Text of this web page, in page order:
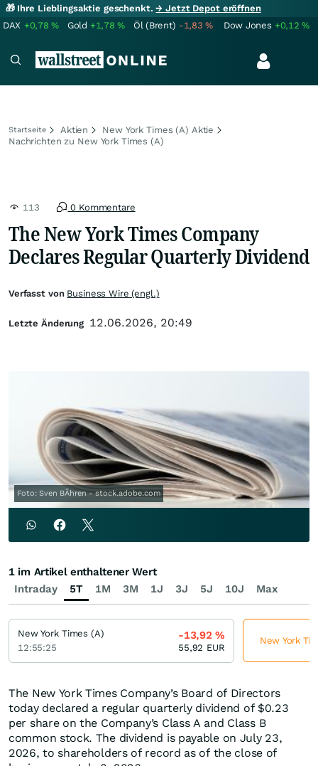
🎁 Ihre Lieblingsaktie geschenkt.→ Jetzt Depot eröffnen
DAX +0,78% Gold +1,78% Öl (Brent) -1,83% Dow Jones +0,12%
Startseite Aktien
New York Times (A) Aktie
Nachrichten zu New York Times (A)
113 0 Kommentare
The New York Times Company
Declares Regular Quarterly Dividend
Foto: Sven BÃhren - stock.adobe.com
The New York Times Company’s Board of Directors
today declared a regular quarterly dividend of $0.23
per share on the Company’s Class A and Class B
common stock. The dividend is payable on July 23,
2026, to shareholders of record as of the close of
Verfasst von Business Wire (engl.)
Letzte Änderung 12.06.2026, 20:49
Intraday 5T 1M 3M 1J 3J 5J 10J Max
1 im Artikel enthaltener Wert
New York Times (A)
12:55:25
-13,92%
55,92 EUR
New York